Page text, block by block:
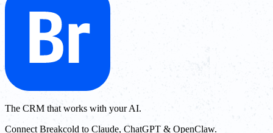
The CRM that works with your AI.
Connect Breakcold to Claude, ChatGPT & OpenClaw.